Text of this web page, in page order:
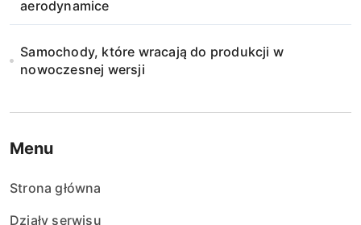
aerodynamice
Samochody, które wracają do produkcji w
nowoczesnej wersji
Menu
Strona główna
Działy serwisu